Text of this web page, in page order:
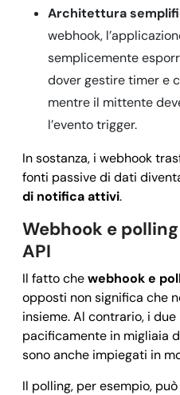
Architettura
webhook,
semplicemente
dover gestire timer e
mentre il mittente
l’evento trigger.
In sostanza, i webhook
fonti passive di dati
di notifica attivi.
Webhook e
API
Il fatto chewebhook e
opposti non significa che
insieme. Al contrario, i
pacificamente in migliaia
sono anche impiegati in
Il polling, per esempio,